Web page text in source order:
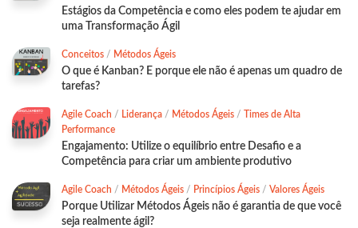
Estágios da Competência e como eles podem te ajudar em
uma Transformação Ágil
Conceitos / Métodos Ágeis
O que é Kanban? E porque ele não é apenas um quadro de
tarefas?
Agile Coach / Liderança / Métodos Ágeis / Times de Alta
Performance
Engajamento: Utilize o equilíbrio entre Desafio e a
Competência para criar um ambiente produtivo
Agile Coach / Métodos Ágeis / Princípios Ágeis / Valores Ágeis
Porque Utilizar Métodos Ágeis não é garantia de que você
seja realmente ágil?